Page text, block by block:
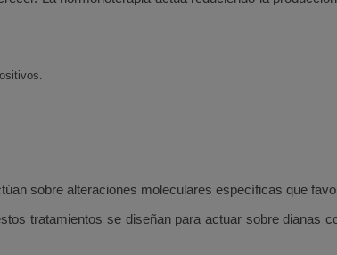
sobre alteraciones moleculares específicas que
tratamientos se diseñan para actuar sobre dianas